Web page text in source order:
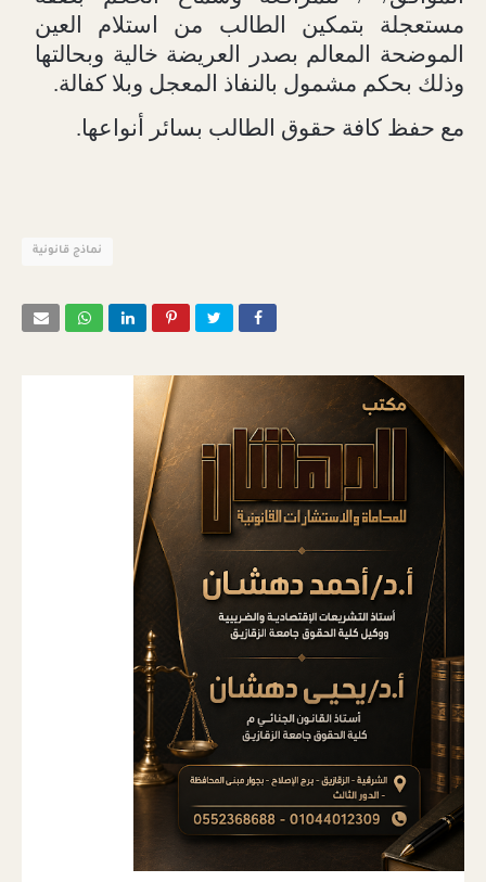
مستعجلة بتمكين الطالب من استلام العين
الموضحة المعالم بصدر العريضة خالية وبحالتها
وذلك بحكم مشمول بالنفاذ المعجل وبلا كفالة.
مع حفظ كافة حقوق الطالب بسائر أنواعها.
نماذج قانونية